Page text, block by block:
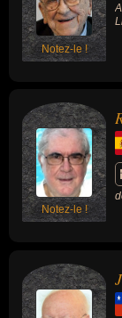
Notez-le !
Notez-le !